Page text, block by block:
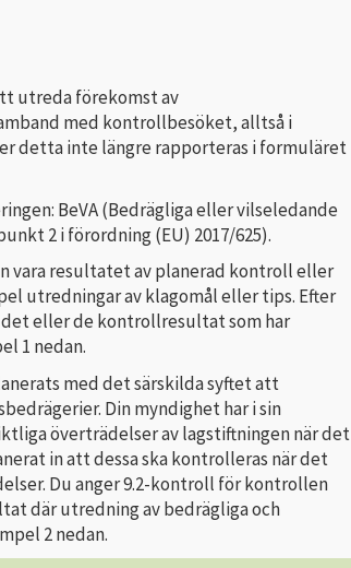
utreda förekomst av
med kontrollbesöket, alltså i
detta inte längre rapporteras i formuläret
BeVA (Bedrägliga eller vilseledande
2 i förordning (EU) 2017/625).
vara resultatet av planerad kontroll eller
utredningar av klagomål eller tips. Efter
eller de kontrollresultat som har
1 nedan.
med det särskilda syftet att
Din myndighet har i sin
överträdelser av lagstiftningen när det
in att dessa ska kontrolleras när det
Du anger 9.2-kontroll för kontrollen
där utredning av bedrägliga och
2 nedan.